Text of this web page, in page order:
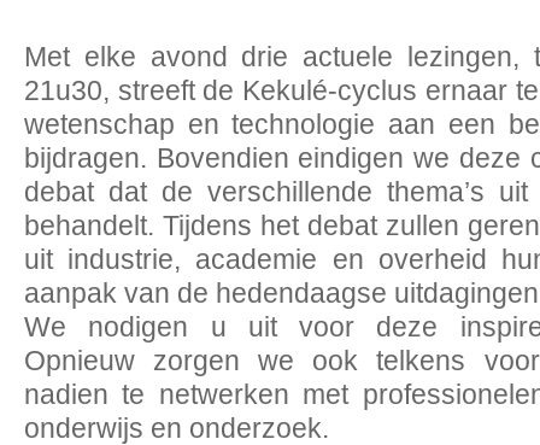
Met elke avond drie actuele lezingen,
21u30, streeft de Kekulé-cyclus ernaar
wetenschap en technologie aan een
bijdragen. Bovendien eindigen we deze
debat dat de verschillende thema’s
behandelt. Tijdens het debat zullen
uit industrie, academie en overheid
aanpak van de hedendaagse
We nodigen u uit voor deze
Opnieuw zorgen we ook telkens
nadien te netwerken met
onderwijs en onderzoek.